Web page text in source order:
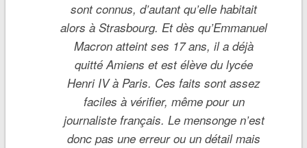
sont connus, d’autant qu’elle habitait
alors à Strasbourg. Et dès qu’Emmanuel
Macron atteint ses 17 ans, il a déjà
quitté Amiens et est élève du lycée
Henri IV à Paris. Ces faits sont assez
faciles à vérifier, même pour un
journaliste français. Le mensonge n’est
donc pas une erreur ou un détail mais